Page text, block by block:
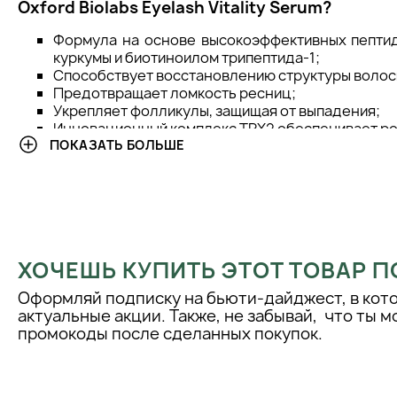
Oxford Biolabs Eyelash Vitality Serum?
Формула на основе высокоэффективных
куркумы и биотиноилом трипептида-1;
Способствует восстановлению структуры
Предотвращает ломкость ресниц;
Укрепляет фолликулы, защищая от выпадения;
Инновационный комплекс TRX2 обеспечивает
Содержит аминокислоты и аденозин для защиты
ресниц от внутреннего угла глаза к его внешнему краю.
раза в день: утром и вечером. Наносите декоративную
после того, как кожа полностью поглотит сыворотку.
ПОКАЗАТЬ БОЛЬШЕ
ХОЧЕШЬ КУПИТЬ ЭТОТ ТОВАР
Оформляй подписку на бьюти-дайджест, в
актуальные акции. Также, не забывай, что ты
промокоды после сделанных покупок.